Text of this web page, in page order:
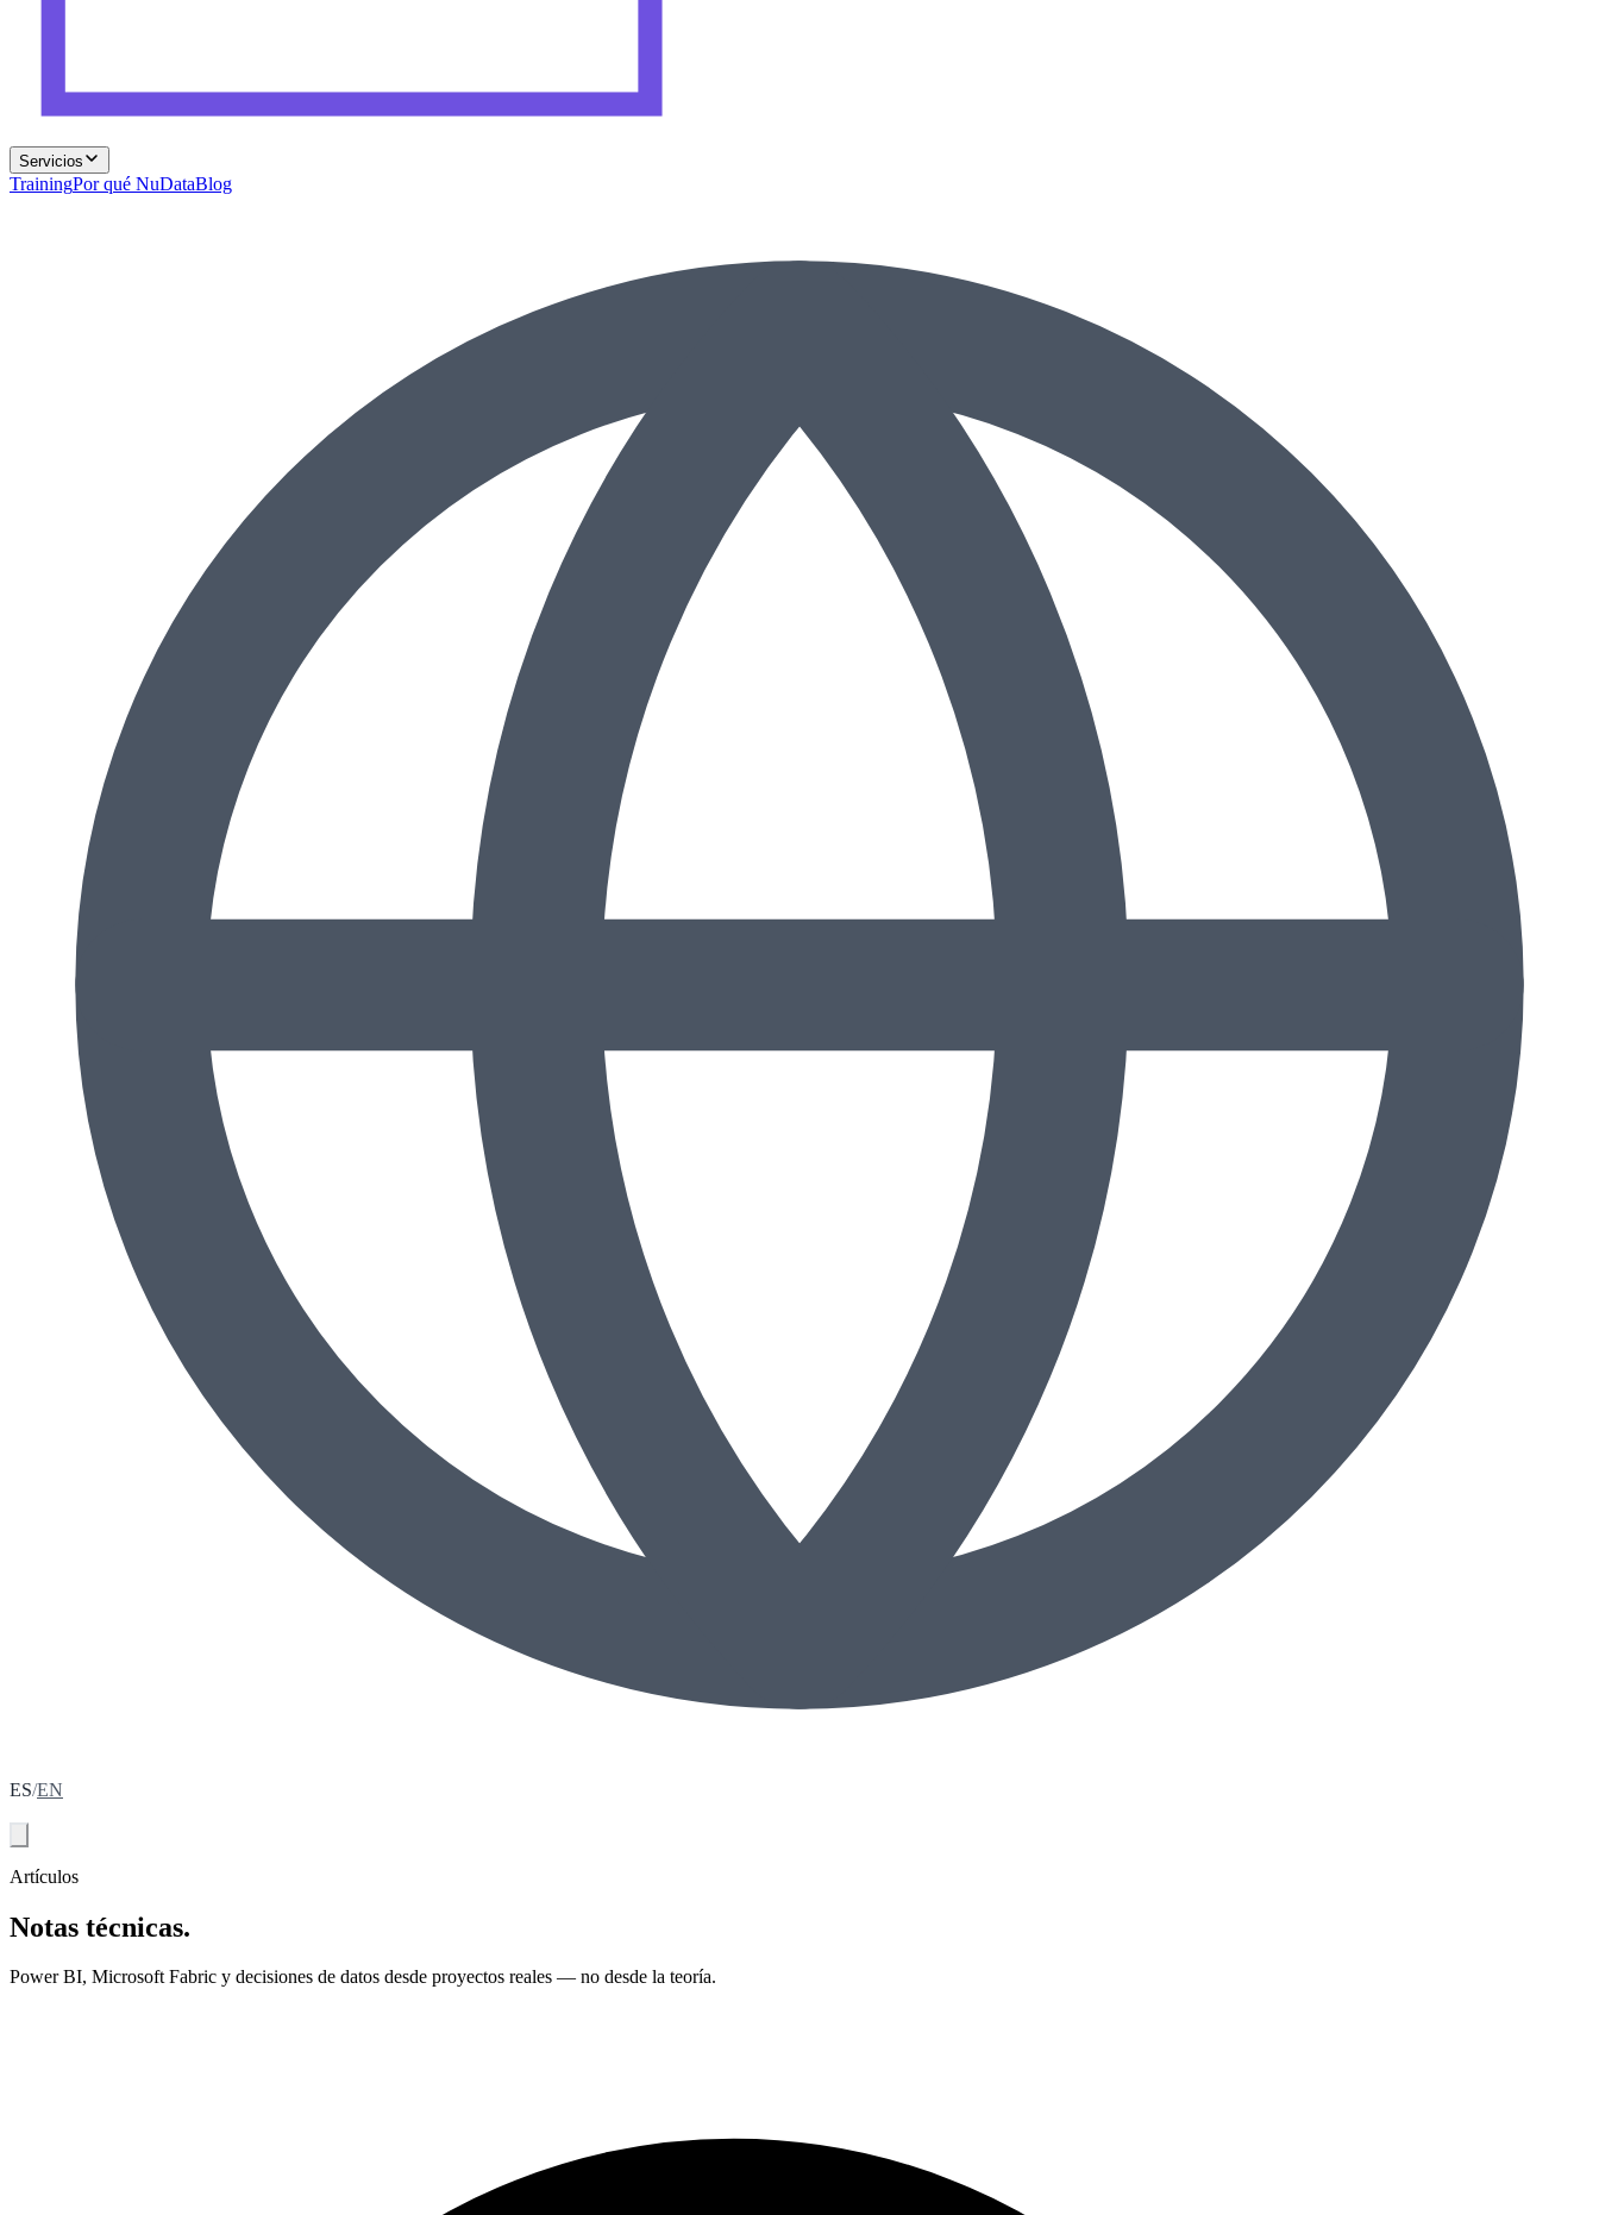
Servicios
TrainingPor qué NuDataBlog
ES/EN
Artículos
Notas técnicas.
Power BI, Microsoft Fabric y decisiones de datos desde proyectos reales — no desde la teoría.